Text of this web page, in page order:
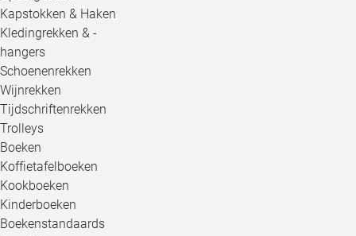
Kapstokken & Haken
Kledingrekken & -
hangers
Schoenenrekken
Wijnrekken
Tijdschriftenrekken
Trolleys
Boeken
Koffietafelboeken
Kookboeken
Kinderboeken
Boekenstandaards